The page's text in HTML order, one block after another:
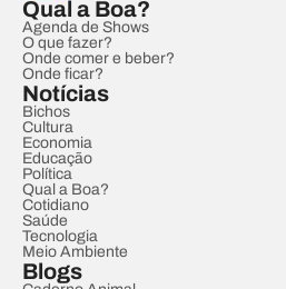
Qual a Boa?
Agenda de Shows
O que fazer?
Onde comer e beber?
Onde ficar?
Notícias
Bichos
Cultura
Economia
Educação
Política
Qual a Boa?
Cotidiano
Saúde
Tecnologia
Meio Ambiente
Blogs